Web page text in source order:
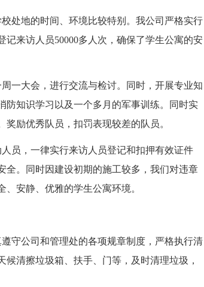
处地的时间、环境比较特别。我公司严格实行
来访人员50000多人次，确保了学生公寓的安
一大会，进行交流与检讨。同时，开展专业知
防知识学习以及一个多月的军事训练。同时实
励优秀队员，扣罚表现较差的队员。
员，一律实行来访人员登记和扣押有效证件
全。同时因建设初期的施工较多，我们对违章
安静、优雅的学生公寓环境。
守公司和管理处的各项规章制度，严格执行清
清擦垃圾箱、扶手、门等，及时清理垃圾，